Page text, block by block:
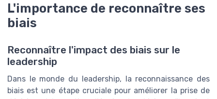
L'importance de reconnaître ses
biais
Reconnaître l'impact des biais sur le
leadership
Dans le monde du leadership, la reconnaissance des
biais est une étape cruciale pour améliorer la prise de